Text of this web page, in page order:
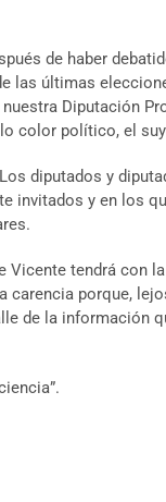
de haber
las últimas
Diputación
color político, el
diputados y
invitados y en los
tendrá con
porque,
de la información